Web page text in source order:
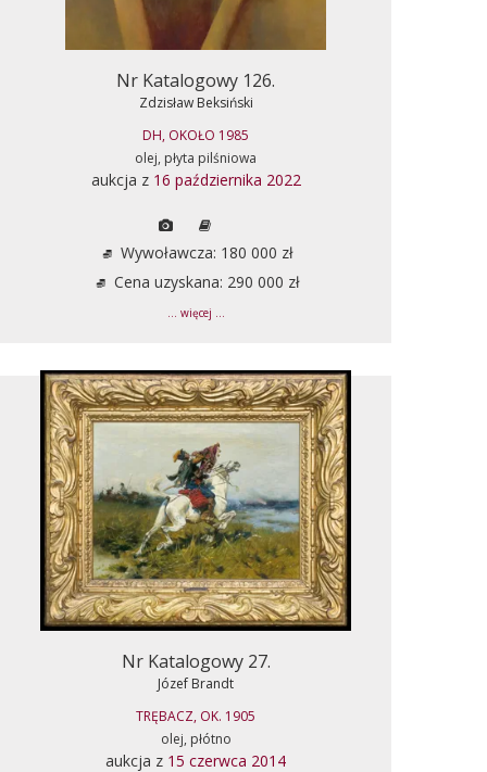
Nr Katalogowy 126.
Zdzisław Beksiński
DH, OKOŁO 1985
olej, płyta pilśniowa
aukcja z 16 października 2022
Wywoławcza: 180 000 zł
Cena uzyskana: 290 000 zł
... więcej ...
Nr Katalogowy 27.
Józef Brandt
TRĘBACZ, OK. 1905
olej, płótno
aukcja z 15 czerwca 2014